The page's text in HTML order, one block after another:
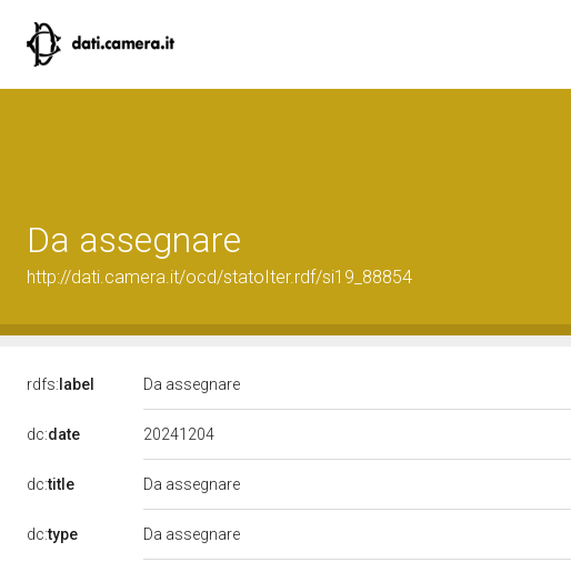
Da assegnare
http://dati.camera.it/ocd/statoIter.rdf/si19_88854
rdfs: label Da assegnare
dc:date 20241204
dc:title Da assegnare
dc:type Da assegnare